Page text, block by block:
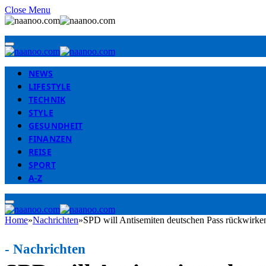
Close Menu
NEWS
LIFESTYLE
TECHNIK
STYLE
GESUNDHEIT
FINANZEN
REISE
SPORT
A-Z
Home»Nachrichten»SPD will Antisemiten deutschen Pass
- Nachrichten